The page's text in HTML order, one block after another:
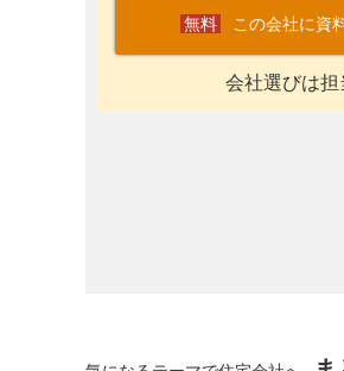
この会社に資
会社選びは担